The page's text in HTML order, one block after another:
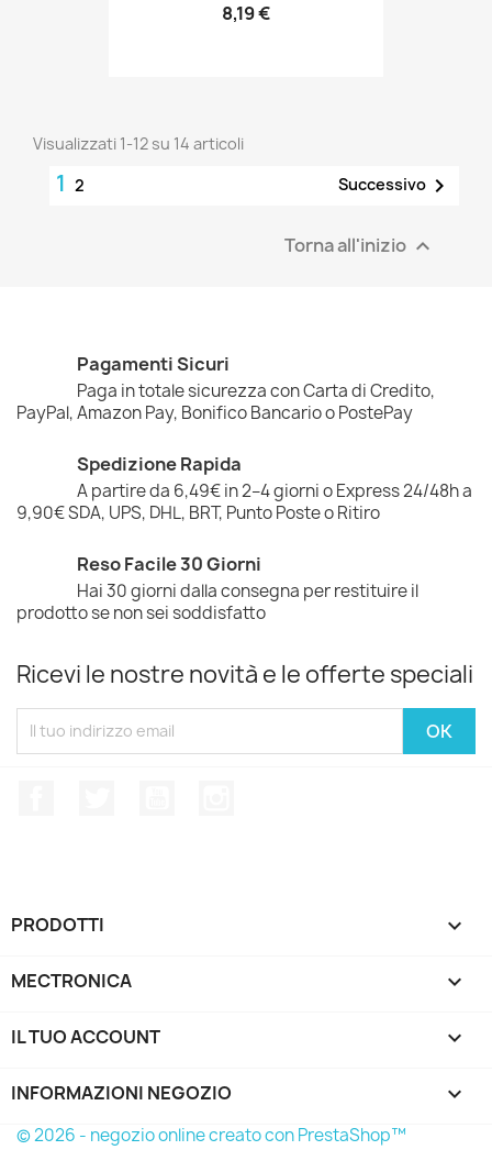
8,19 €
Visualizzati 1-12 su 14 articoli
1 2 Successivo 
Torna all'inizio 
Pagamenti Sicuri
Paga in totale sicurezza con Carta di Credito,
PayPal, Amazon Pay, Bonifico Bancario o PostePay
Spedizione Rapida
A partire da 6,49€ in 2–4 giorni o Express 24/48h a
9,90€ SDA, UPS, DHL, BRT, Punto Poste o Ritiro
Reso Facile 30 Giorni
Hai 30 giorni dalla consegna per restituire il
prodotto se non sei soddisfatto
Ricevi le nostre novità e le offerte speciali
PRODOTTI 
MECTRONICA 
IL TUO ACCOUNT 
INFORMAZIONI NEGOZIO keyboard_arrow_down
© 2026 - negozio online creato con PrestaShop™